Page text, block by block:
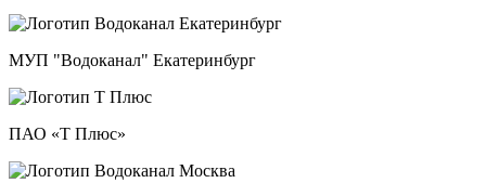
МУП "Водоканал" Екатеринбург
ПАО «Т Плюс»